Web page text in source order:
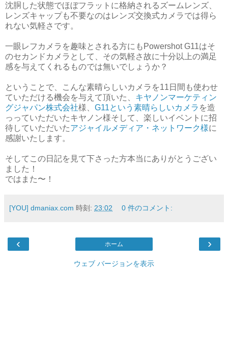
沈胴した状態でほぼフラットに格納されるズームレンズ、
レンズキャップも不要なのはレンズ交換式カメラでは得ら
れない気軽さです。
一眼レフカメラを趣味とされる方にもPowershot G11はそ
のセカンドカメラとして、その気軽さ故に十分以上の満足
感を与えてくれるものでは無いでしょうか？
ということで、こんな素晴らしいカメラを11日間も使わせ
ていただける機会を与えて頂いた、 キヤノンマーケティン
グジャパン株式会社様、 G11という素晴らしいカメラ を造
っっていただいたキヤノン様そして、楽しいイベントに招
待していただいたアジャイルメディア・ネットワーク様に
感謝いたします。
そしてこの日記を見て下さった方本当にありがとうござい
ました！
ではまた〜！
[YOU] dmaniax.com 時刻: 23:02 0 件のコメント:
‹ ›
ホーム
ウェブ バージョンを表示